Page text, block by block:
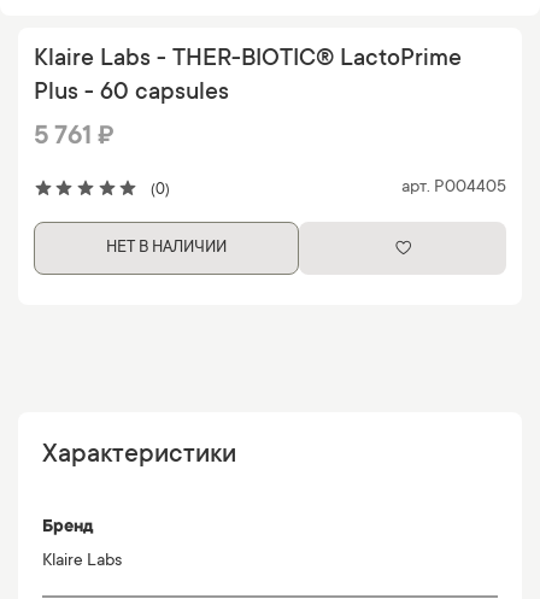
(0) арт. P004405
Klaire Labs - THER-BIOTIC® LactoPrime
Plus - 60 capsules
5 761 ₽
НЕТ В НАЛИЧИИ
Характеристики
Бренд
Klaire Labs